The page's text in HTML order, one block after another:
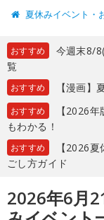
夏休みイベント・
おすすめ
今週末8/
覧
おすすめ 【漫画】
おすすめ
【2026
もわかる！
おすすめ
【2026
ごし方ガイド
2026年6月